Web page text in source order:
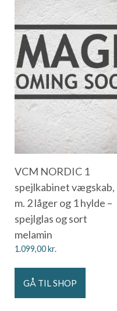
VCM NORDIC 1
spejlkabinet vægskab,
m. 2 låger og 1 hylde –
spejlglas og sort
melamin
1.099,00kr.
GÅ TIL SHOP